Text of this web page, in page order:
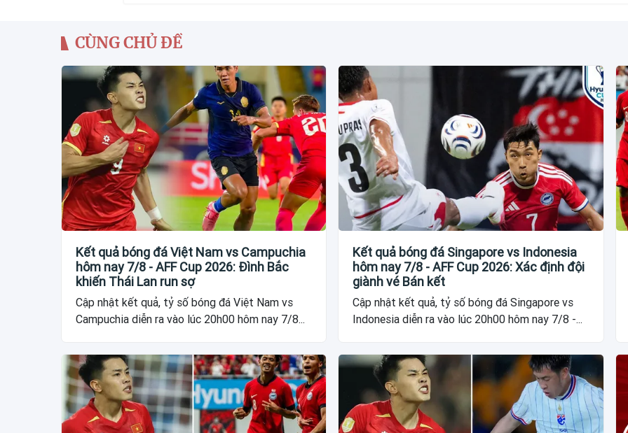
CÙNG CHỦ ĐỀ
Kết quả bóng đá Việt Nam vs Campuchia
hôm nay 7/8 - AFF Cup 2026: Đình Bắc
khiến Thái Lan run sợ
Cập nhật kết quả, tỷ số bóng đá Việt Nam vs
Campuchia diễn ra vào lúc 20h00 hôm nay 7/8...
Kết quả bóng đá Singapore vs Indonesia
hôm nay 7/8 - AFF Cup 2026: Xác định đội
giành vé Bán kết
Cập nhật kết quả, tỷ số bóng đá Singapore vs
Indonesia diễn ra vào lúc 20h00 hôm nay 7/8 -...